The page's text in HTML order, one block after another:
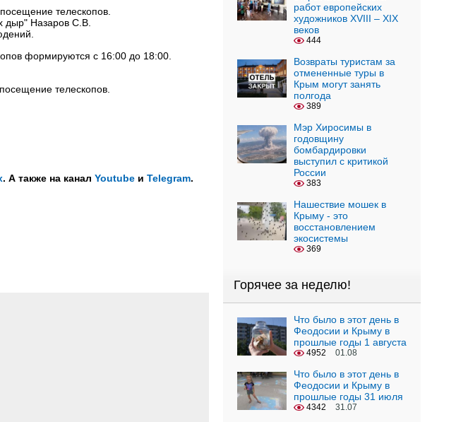
телескопов.
дыр" Назаров С.В.
формируются с 16:00 до 18:00.
телескопов.
. А также на канал Youtube и Telegram.
работ европейских
художников XVIII – XIX
веков
444
Возвраты туристам за
отмененные туры в
Крым могут занять
полгода
389
Мэр Хиросимы в
годовщину
бомбардировки
выступил с критикой
России
383
Нашествие мошек в
Крыму - это
восстановлением
экосистемы
369
Горячее за неделю!
Что было в этот день в
Феодосии и Крыму в
прошлые годы 1 августа
4952 01.08
Что было в этот день в
Феодосии и Крыму в
прошлые годы 31 июля
4342 31.07